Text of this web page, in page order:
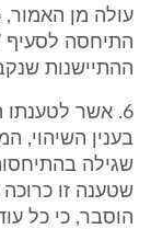
עולה מן האמור,
ההתיישנות
6. אשר
בענין השיהוי,
שגילה
שטענה זו
הוסבר, כי כל